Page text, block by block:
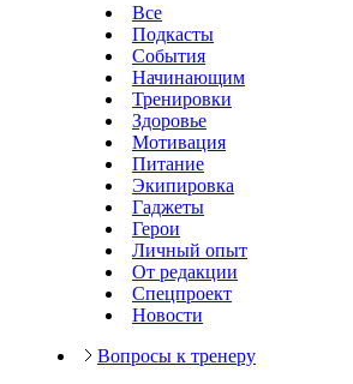
Все
Подкасты
События
Начинающим
Тренировки
Здоровье
Мотивация
Питание
Экипировка
Гаджеты
Герои
Личный опыт
От редакции
Спецпроект
Новости
Вопросы к тренеру